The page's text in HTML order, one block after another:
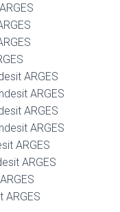
ARGES
ARGES
ARGES
ARGES
ARGES
ARGES
ARGES